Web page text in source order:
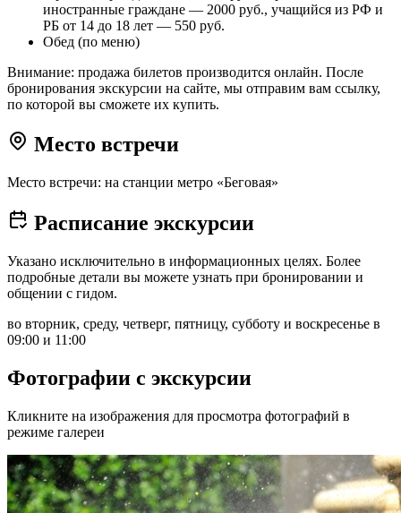
иностранные граждане — 2000 руб., учащийся из РФ и
РБ от 14 до 18 лет — 550 руб.
Обед (по меню)
Внимание: продажа билетов производится онлайн. После
бронирования экскурсии на сайте, мы отправим вам ссылку,
по которой вы сможете их купить.
Место встречи
Место встречи: на станции метро «Беговая»
Расписание экскурсии
Указано исключительно в информационных целях. Более
подробные детали вы можете узнать при бронировании и
общении с гидом.
во вторник, среду, четверг, пятницу, субботу и воскресенье в
09:00 и 11:00
Фотографии с экскурсии
Кликните на изображения для просмотра фотографий в
режиме галереи